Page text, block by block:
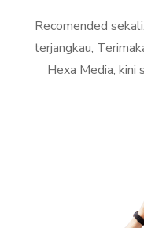
Recomended
terjangkau,
Hexa Media, kini